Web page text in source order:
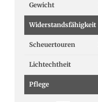
Gewicht
Widerstandsfähigkeit
Scheuertouren
Lichtechtheit
Pflege